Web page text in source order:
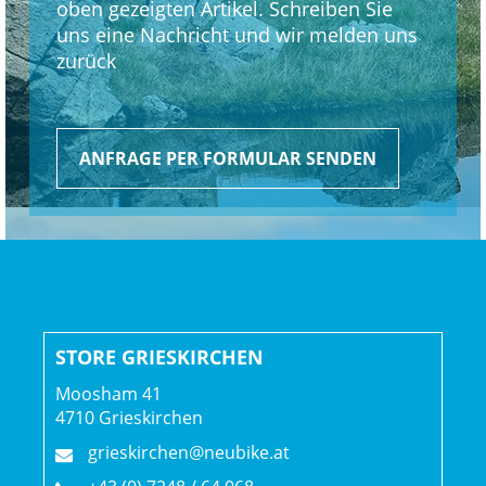
Rahmengröße: L
Rahmenmaterial: Carbon
Gangschaltung: SRAM RED AXS E1, max. 36 Z. an größtem
Ritzel
Anzahl Gänge: 1
Hinterradbremse: SRAM Paceline X, abgerundet,
Max. Bremsscheibendu
Vorderradbremse: SRAM Paceline X, abgerundet,
oben gezeigten Artikel. Schreiben Sie
uns eine Nachricht und wir melden uns
zurück
ANFRAGE PER FORMULAR SENDEN
STORE GRIESKIRCHEN
Moosham 41
4710 Grieskirchen
grieskirchen@neubike.at